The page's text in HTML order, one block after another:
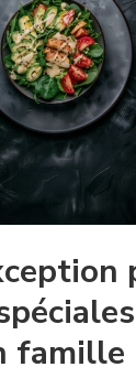
famille